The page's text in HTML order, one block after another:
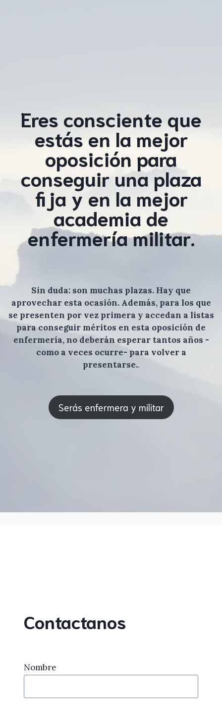
Eres consciente que
estás en la mejor
oposición para
conseguir una plaza
fija y en la mejor
academia de
enfermería militar.
Sin duda: son muchas plazas. Hay que
aprovechar esta ocasión. Además, para los que
se presenten por vez primera y accedan a listas
para conseguir méritos en esta oposición de
enfermería, no deberán esperar tantos años -
como a veces ocurre- para volver a
presentarse..
Serás enfermera y militar
Contactanos
Nombre